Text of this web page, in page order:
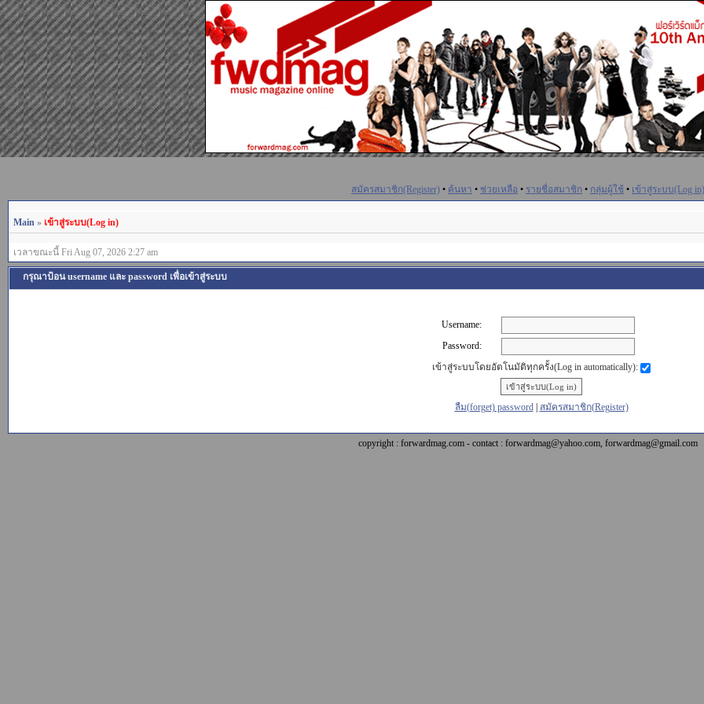
สมัครสมาชิก(Register) • ค้นหา • ช่วยเหลือ • รายชื่อสมาชิก • กลุ่มผู้ใช้ • เข้าสู่ระบบ(Log in)
Main » เข้าสู่ระบบ(Log in)
เวลาขณะนี้ Fri Aug 07, 2026 2:27 am
กรุณาป้อน username และ password เพื่อเข้าสู่ระบบ
Username:
Password:
เข้าสู่ระบบโดยอัตโนมัติทุกครั้ง(Log in automatically):
ลืม(forget) password| สมัครสมาชิก(Register)
copyright : forwardmag.com - contact : forwardmag@yahoo.com, forwardmag@gmail.com